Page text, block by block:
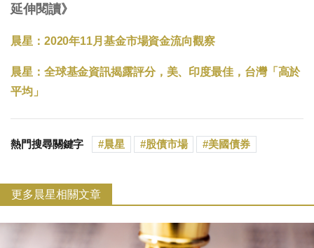
延伸閱讀》
晨星：2020年11月基金市場資金流向觀察
晨星：全球基金資訊揭露評分，美、印度最佳，台灣「高於
平均」
熱門搜尋關鍵字 晨星 股債市場 美國債券
更多晨星相關文章